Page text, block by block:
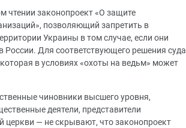
чтении законопроект «О защите
позволяющий запретить в
Украины в том случае, если они
Для соответствующего решения суда
в условиях «охоты на ведьм» может
чиновники высшего уровня,
деятели, представители
церкви — не скрывают, что законопроект